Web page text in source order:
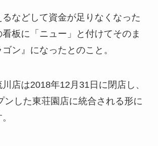
などして資金が足りなくなった
板に「ニュー」と付けてそのま
ン』になったとのこと。
店は2018年12月31日に閉店し、
ンした東荘園店に統合される形に